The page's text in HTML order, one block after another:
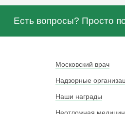
Есть вопросы? Просто
Московский врач
Надзорные
Наши награды